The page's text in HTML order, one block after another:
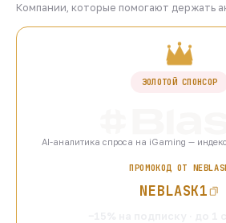
Компании, которые помогают держать
ЗОЛОТОЙ СПОНСОР
AI-аналитика спроса на iGaming —
ПРОМОКОД ОТ
NEBLASK1